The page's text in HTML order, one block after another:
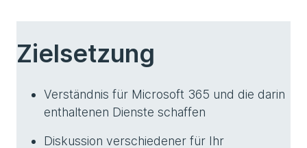
Zielsetzung
Verständnis für Microsoft 365 und die darin
enthaltenen Dienste schaffen
Diskussion verschiedener für Ihr